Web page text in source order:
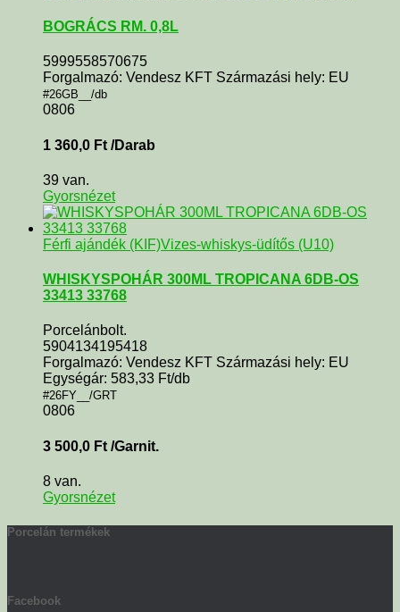
BOGRÁCS RM. 0,8L
5999558570675
Forgalmazó: Vendesz KFT Származási hely: EU
#26GB__/db
0806
1 360,0 Ft /Darab
39 van.
Gyorsnézet
Férfi ajándék (KIF)Vizes-whiskys-üdítős (U10)
WHISKYSPOHÁR 300ML TROPICANA 6DB-OS
33413 33768
Porcelánbolt.
5904134195418
Forgalmazó: Vendesz KFT Származási hely: EU
Egységár: 583,33 Ft/db
#26FY__/GRT
0806
3 500,0 Ft /Garnit.
8 van.
Gyorsnézet
Porcelán termékek
Facebook